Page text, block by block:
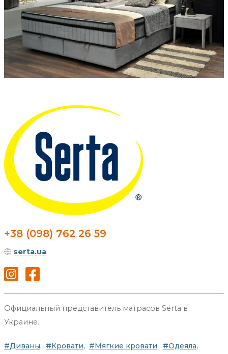
+38 (098) 762 26 59
serta.ua
Официальный представитель матрасов Serta в
Украине.
Диваны Кровати Мягкие кровати
Одеяла